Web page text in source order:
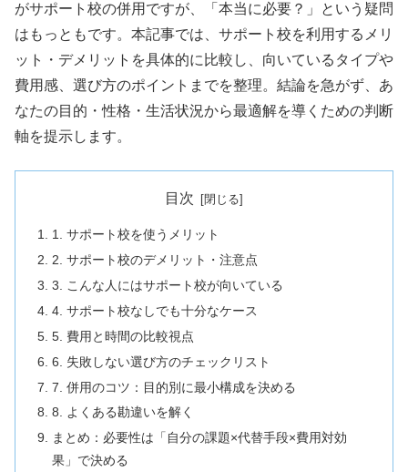
がサポート校の併用ですが、「本当に必要？」という疑問
はもっともです。本記事では、サポート校を利用するメリ
ット・デメリットを具体的に比較し、向いているタイプや
費用感、選び方のポイントまでを整理。結論を急がず、あ
なたの目的・性格・生活状況から最適解を導くための判断
軸を提示します。
目次
1. サポート校を使うメリット
2. サポート校のデメリット・注意点
3. こんな人にはサポート校が向いている
4. サポート校なしでも十分なケース
5. 費用と時間の比較視点
6. 失敗しない選び方のチェックリスト
7. 併用のコツ：目的別に最小構成を決める
8. よくある勘違いを解く
まとめ：必要性は「自分の課題×代替手段×費用対効
果」で決める